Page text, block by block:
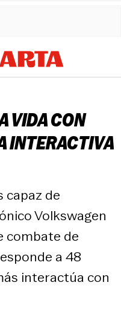
VIDA CON
INTERACTIVA
capaz de
Volkswagen
combate de
a 48
interactúa con